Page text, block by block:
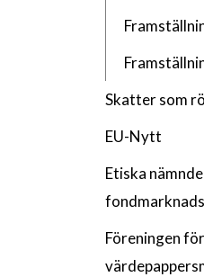
Skatter som
EU-Nytt
Etiska
Föreningen